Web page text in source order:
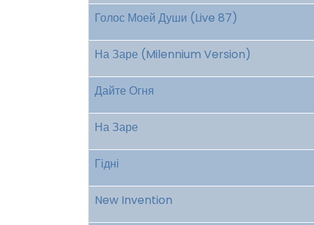
Голос Моей Души (Live 87)
На Заре (Milennium Version)
Дайте Огня
На Заре
Гідні
New Invention